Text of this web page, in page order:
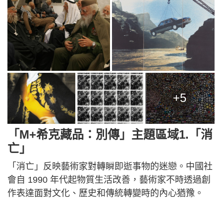
+5
「M+希克藏品：別傳」主題區域1.「消
亡」
「消亡」反映藝術家對轉瞬即逝事物的迷戀。中國社
會自 1990 年代起物質生活改善，藝術家不時透過創
作表達面對文化、歷史和傳統轉變時的內心猶豫。